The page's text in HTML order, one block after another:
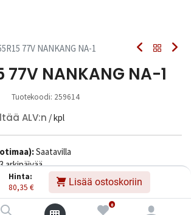
Hinta:
80,35 € Lisää ostoskoriin
0
77V NANKANG NA-1
77V NANKANG NA-1
Tuotekoodi: 259614
ALV:n / kpl
Saatavilla
arkipäivää